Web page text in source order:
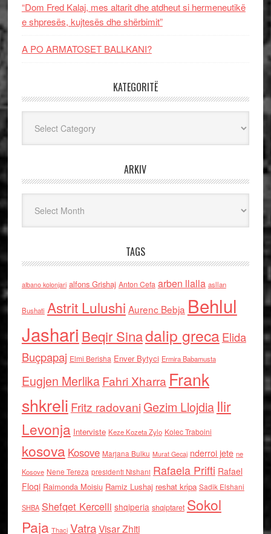
“Dom Fred Kalaj, mes altarit dhe atdheut si hermeneutikë
e shpresës, kujtesës dhe shërbimit”
A PO ARMATOSET BALLKANI?
KATEGORITË
ARKIV
TAGS
albano kolonjari alfons Grishaj Anton Cefa arben llalla asllan
Bushati Astrit Lulushi Aurenc Bebja Behlul
Jashari Beqir Sinadalip grecaElida
Buçpapaj Elmi Berisha Enver Bytyci Ermira Babamusta
Eugjen MerlikaFahri Xharra Frank
shkreli Fritz radovaniGezim Llojdia Ilir
Levonja Interviste Keze Kozeta Zylo Kolec Traboini
kosova Kosove Marjana Bulku Murat Gecaj nderroi jete ne
Kosove Nene Tereza presidenti Nishani Rafaela Prifti Rafael
Floqi Raimonda Moisiu Ramiz Lushaj reshat kripa Sadik Elshani
SHBA Shefqet Kercelli shqiperia shqiptaret Sokol
Paja Thaci VatraVisar Zhiti